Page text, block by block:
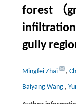
forest （
gully
Mingfei Zhai ,
Baiyang Wang ,